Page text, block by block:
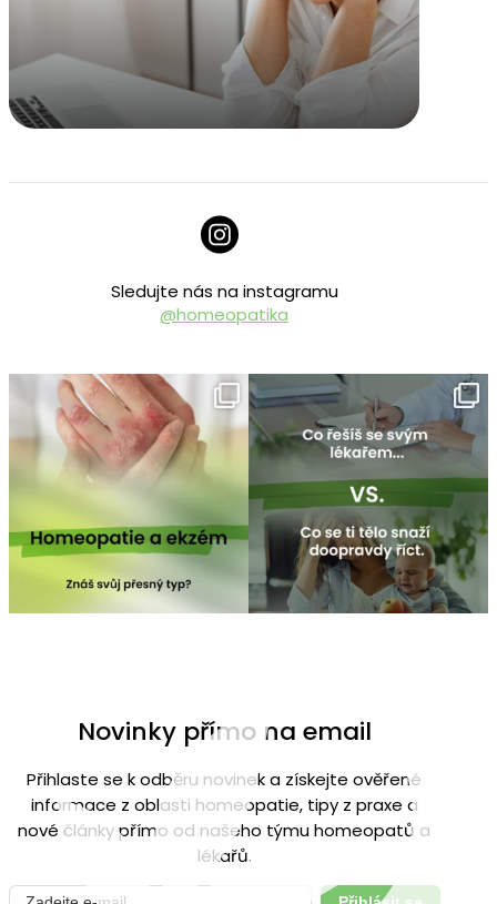
Sledujte nás na instagramu
@homeopatika
homeopatika.cz
Čvc 25
homeopatika.cz
Čvc 16
Novinky přímo na email
Přihlaste se k odběru novinek a získejte ověřené
informace z oblasti homeopatie, tipy z praxe a
nové články přímo od našeho týmu homeopatů a
lékařů.